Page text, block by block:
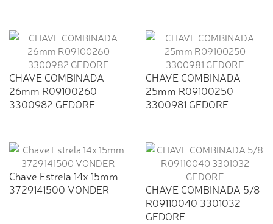
CHAVE COMBINADA
26mm R09100260
3300982 GEDORE
CHAVE COMBINADA
25mm R09100250
3300981 GEDORE
Chave Estrela 14x 15mm
3729141500 VONDER
CHAVE COMBINADA 5/8
R09110040 3301032
GEDORE